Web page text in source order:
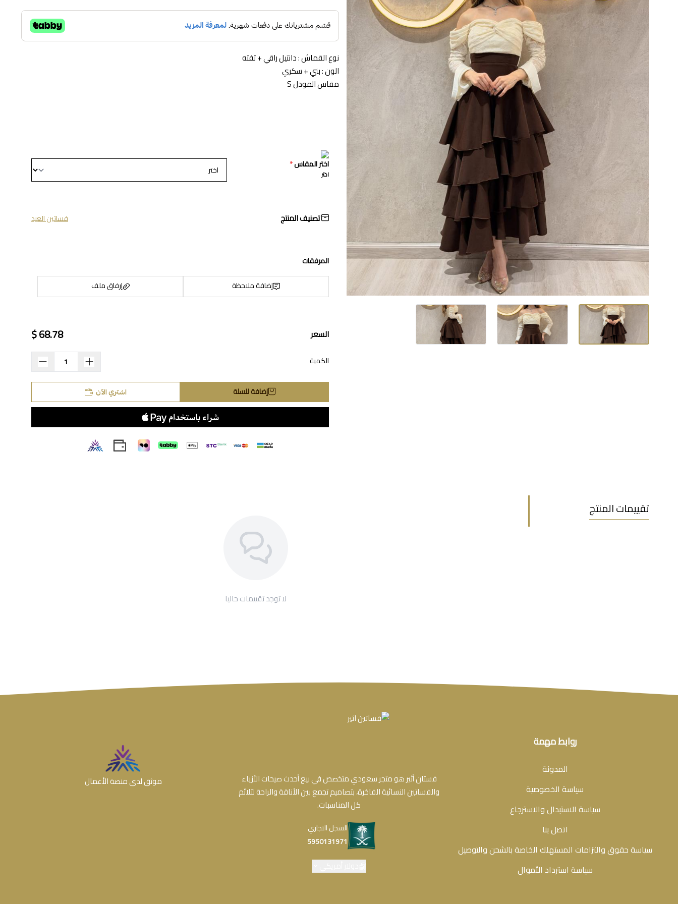
نوع القماش : دانتيل راقي + تفته
الون : بني + سكري
مقاس المودل S
اختر المقاس*
اختر
تصنيف المنتج فساتين العيد
المرفقات
إضافة ملاحظة
إرفاق ملف
السعر 68.78 $
الكمية
إضافة للسلة اشتري الآن
تقييمات المنتج
لا توجد تقييمات حاليا
روابط مهمة
المدونة
سياسة الخصوصية
سياسة الاستبدال والاسترجاع
اتصل بنا
سياسة حقوق والتزامات المستهلك الخاصة بالشحن والتوصيل
سياسة استرداد الأموال
فستان أثير هو متجر سعودي متخصص في بيع أحدث صيحات الأزياء
والفساتين النسائية الفاخرة، بتصاميم تجمع بين الأناقة والراحة لتلائم
كل المناسبات.
السجل التجاري
5950131971
موثق لدى منصة الأعمال